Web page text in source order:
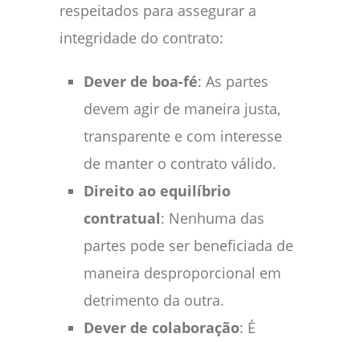
respeitados para assegurar a
integridade do contrato:
Dever de boa-fé: As partes
devem agir de maneira justa,
transparente e com interesse
de manter o contrato válido.
Direito ao equilíbrio
contratual: Nenhuma das
partes pode ser beneficiada de
maneira desproporcional em
detrimento da outra.
Dever de colaboração: É